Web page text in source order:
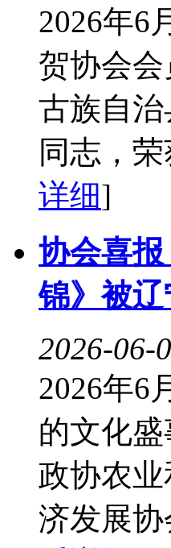
2026年6
贺协会
古族自
同志，
详细]
协会喜
锦》被
2026-06-
2026年6
的文化
政协农
济发展